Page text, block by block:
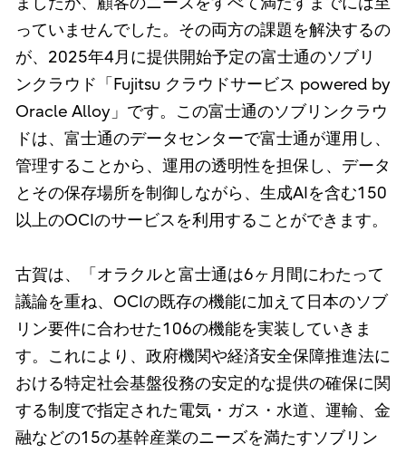
っていませんでした。その両方の課題を解決するの
が、2025年4月に提供開始予定の富士通のソブリ
ンクラウド「Fujitsu クラウドサービス powered by
Oracle Alloy」です。この富士通のソブリンクラウ
ドは、富士通のデータセンターで富士通が運用し、
管理することから、運用の透明性を担保し、データ
とその保存場所を制御しながら、生成AIを含む150
以上のOCIのサービスを利用することができます。
古賀は、「オラクルと富士通は6ヶ月間にわたって
議論を重ね、OCIの既存の機能に加えて日本のソブ
リン要件に合わせた106の機能を実装していきま
す。これにより、政府機関や経済安全保障推進法に
おける特定社会基盤役務の安定的な提供の確保に関
する制度で指定された電気・ガス・水道、運輸、金
融などの15の基幹産業のニーズを満たすソブリン